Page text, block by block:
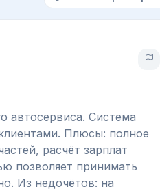
автосервиса. Система
Плюсы: полное
расчёт зарплат
позволяет принимать
Из недочётов: на